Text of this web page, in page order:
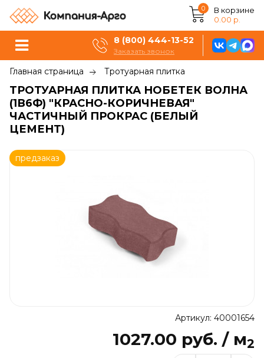
0
В корзине
0.00 р.
8 (800) 444-13-52
Заказать звонок
Главная страница Тротуарная плитка
ТРОТУАРНАЯ ПЛИТКА НОБЕТЕК ВОЛНА
(1В6Ф) "КРАСНО-КОРИЧНЕВАЯ"
ЧАСТИЧНЫЙ ПРОКРАС (БЕЛЫЙ
ЦЕМЕНТ)
предзаказ
Артикул: 40001654
1027.00 руб. / м2